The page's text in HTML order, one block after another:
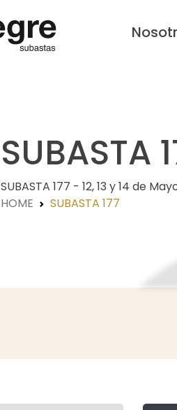
SUBASTA
SUBASTA 177 - 12, 13 y 14 de
HOME
SUBASTA 177